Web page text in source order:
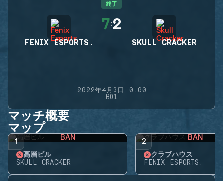
終了
FENIX ESPORTS.
7:2
SKULL CRACKER
2022年4月3日 0:00
BO1
マッチ概要
マップ
1 BAN
高層ビル
SKULL CRACKER
2 BAN
クラブハウス
FENIX ESPORTS.